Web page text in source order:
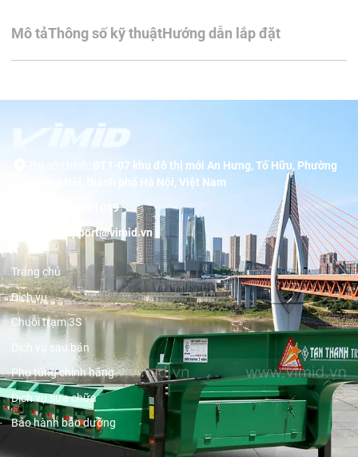
Mô tảThông số kỹ thuậtHướng dẫn lắp đặt
BT1-07 khu đô thị mới An Hưng, Tố Hữu, Phường
Dương Nội, thành phố Hà Nội, Việt Nam
19001089
support@vimid.vn
Trang chủ
Dịch vụ
Chuỗi trạm 3S
Dịch vụ sau bán
Phụ tùng chính hãng
Dịch vụ sửa chữa
Bảo hành bảo dưỡng